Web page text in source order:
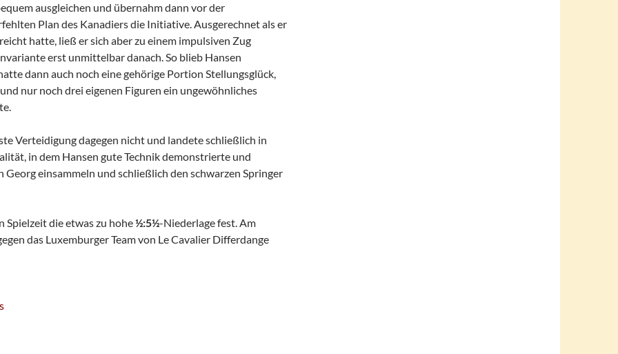
ausgleichen und übernahm dann vor der
Plan des Kanadiers die Initiative. Ausgerechnet als er
hatte, ließ er sich aber zu einem impulsiven Zug
erst unmittelbar danach. So blieb Hansen
dann auch noch eine gehörige Portion Stellungsglück,
nur noch drei eigenen Figuren ein ungewöhnliches
Verteidigung dagegen nicht und landete schließlich in
in dem Hansen gute Technik demonstrierte und
einsammeln und schließlich den schwarzen Springer
Spielzeit die etwas zu hohe½:5½-Niederlage fest. Am
das Luxemburger Team von Le Cavalier Differdange